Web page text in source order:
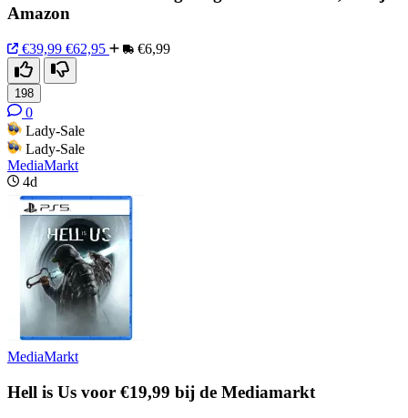
Amazon
€39,99 €62,95 €6,99
198
0
Lady-Sale
Lady-Sale
MediaMarkt
4d
MediaMarkt
Hell is Us voor €19,99 bij de Mediamarkt